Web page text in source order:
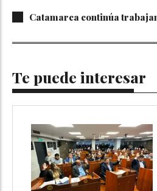
Catamarca continúa
Te puede interesar